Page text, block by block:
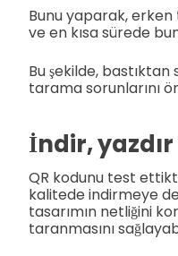
Bunu yaparak,
ve en kısa sürede
Bu şekilde,
tarama sorunlarını
İndir,
QR kodunu test
kalitede indirmeye
tasarımın netliğini
taranmasını